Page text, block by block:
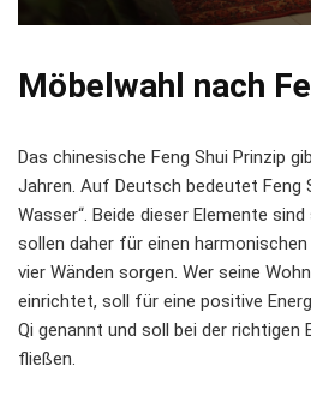
Möbelwahl nach
Das chinesische Feng Shui Prinzip
Jahren. Auf Deutsch bedeutet Feng
Wasser“. Beide dieser Elemente
sollen daher für einen
vier Wänden sorgen. Wer seine
einrichtet, soll für eine positive
Qi genannt und soll bei der richtigen
fließen.